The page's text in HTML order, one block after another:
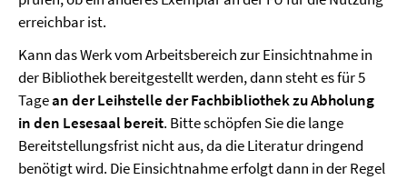
erreichbar ist.
Kann das Werk vom Arbeitsbereich zur Einsichtnahme in
der Bibliothek bereitgestellt werden, dann steht es für 5
Tagean der Leihstelle der Fachbibliothek zu Abholung
in den Lesesaal bereit. Bitte schöpfen Sie die lange
Bereitstellungsfrist nicht aus, da die Literatur dringend
benötigt wird. Die Einsichtnahme erfolgt dann in der Regel